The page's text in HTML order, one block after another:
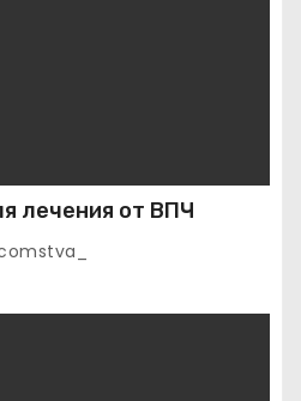
лечения от ВПЧ